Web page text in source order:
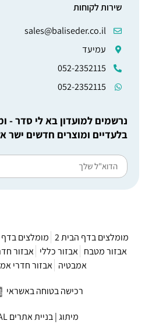
שירות לקוחות
sales@baliseder.co.il
עמיעד
052-2352115
052-2352115
נרשמים למועדון בא לי סדר -
בלעדיים ומוצרים חדשים ישר
מומלצים בדף הבית 2 מומלצים בדף
אבזור מטבח
אבזור כללי אבזור
אמבטיה
אבזור חדרי
רכישה בטוחה באשראי
מיתוג | בניית אתרים site by: VISUAL